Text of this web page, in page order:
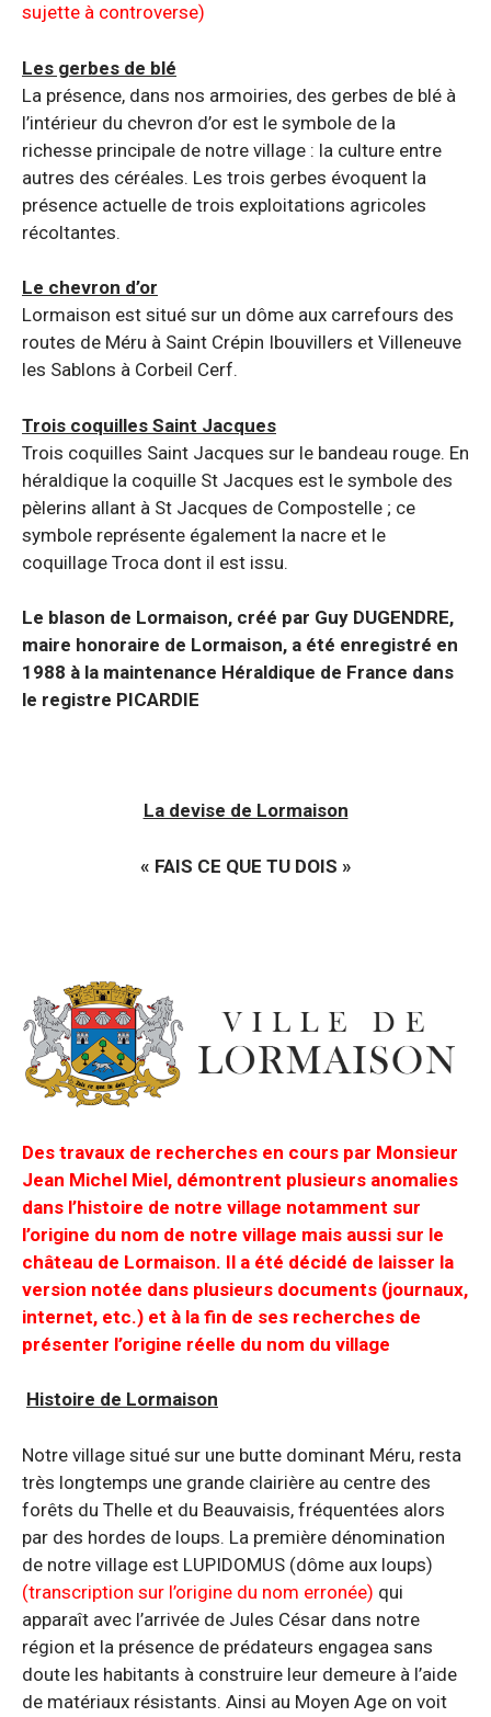
sujette à controverse)
Les gerbes de blé
La présence, dans nos armoiries, des gerbes de blé à
l’intérieur du chevron d’or est le symbole de la
richesse principale de notre village : la culture entre
autres des céréales. Les trois gerbes évoquent la
présence actuelle de trois exploitations agricoles
récoltantes.
Le chevron d’or
Lormaison est situé sur un dôme aux carrefours des
routes de Méru à Saint Crépin Ibouvillers et Villeneuve
les Sablons à Corbeil Cerf.
Trois coquilles Saint Jacques
Trois coquilles Saint Jacques sur le bandeau rouge. En
héraldique la coquille St Jacques est le symbole des
pèlerins allant à St Jacques de Compostelle ; ce
symbole représente également la nacre et le
coquillage Troca dont il est issu.
Le blason de Lormaison, créé par Guy DUGENDRE,
maire honoraire de Lormaison, a été enregistré en
1988 à la maintenance Héraldique de France dans
le registre PICARDIE
La devise de Lormaison
« FAIS CE QUE TU DOIS »
Des travaux de recherches en cours par Monsieur
Jean Michel Miel, démontrent plusieurs anomalies
dans l’histoire de notre village notamment sur
l’origine du nom de notre village mais aussi sur le
château de Lormaison. Il a été décidé de laisser la
version notée dans plusieurs documents (journaux,
internet, etc.) et à la fin de ses recherches de
présenter l’origine réelle du nom du village
Histoire de Lormaison
Notre village situé sur une butte dominant Méru, resta
très longtemps une grande clairière au centre des
forêts du Thelle et du Beauvaisis, fréquentées alors
par des hordes de loups. La première dénomination
de notre village est LUPIDOMUS (dôme aux loups)
(transcription sur l’origine du nom erronée) qui
apparaît avec l’arrivée de Jules César dans notre
région et la présence de prédateurs engagea sans
doute les habitants à construire leur demeure à l’aide
de matériaux résistants. Ainsi au Moyen Age on voit